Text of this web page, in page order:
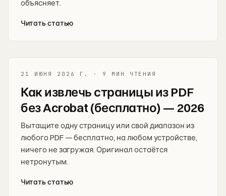
объясняет.
Читать статью
21 ИЮНЯ 2026 Г. · 9 МИН ЧТЕНИЯ
Как извлечь страницы из PDF
без Acrobat (бесплатно) — 2026
Вытащите одну страницу или свой диапазон из
любого PDF — бесплатно, на любом устройстве,
ничего не загружая. Оригинал остаётся
нетронутым.
Читать статью